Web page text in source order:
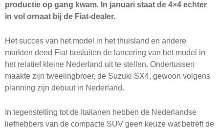
productie op gang kwam. In januari staat de 4×4 echter
in vol ornaat bij de Fiat-dealer.
Het succes van het model in het thuisland en andere
markten deed Fiat besluiten de lancering van het model in
het relatief kleine Nederland uit te stellen. Ondertussen
maakte zijn tweelingbroer, de Suzuki SX4, gewoon volgens
planning zijn debuut in Nederland.
In tegenstelling tot de Italianen hebben de Nederlandse
liefhebbers van de compacte SUV geen keuze wat betreft de